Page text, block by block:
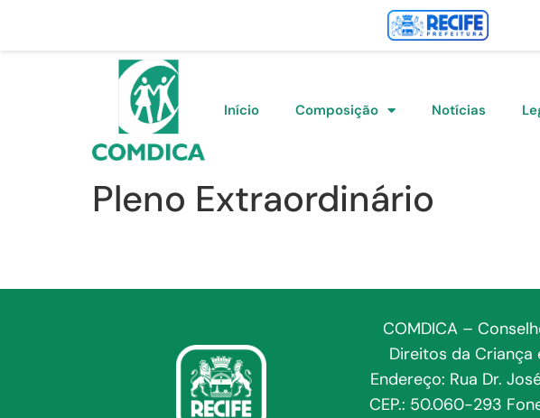
Início Composição Notícias
Pleno Extraordinário
COMDICA –
Direitos da Criança
Endereço: Rua Dr.
CEP.: 50.060-293